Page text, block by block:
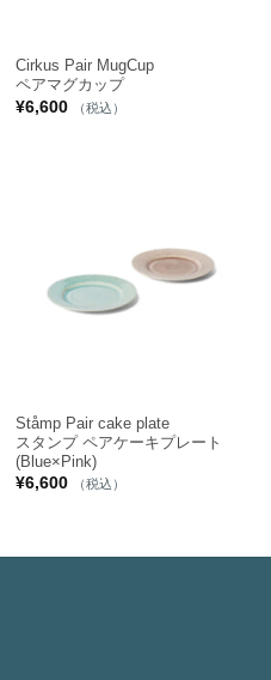
Cirkus Pair MugCup
ペアマグカップ
¥6,600 （税込）
Ståmp Pair cake plate
スタンプ ペアケーキプレート
(Blue×Pink)
¥6,600 （税込）